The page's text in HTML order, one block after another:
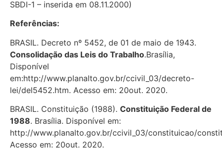
SBDI-1 – inserida em 08.11.2000)
Referências:
BRASIL. Decreto nº 5452, de 01 de maio de 1943.
Consolidação das Leis do Trabalho.Brasília,
Disponível
em:http://www.planalto.gov.br/ccivil_03/decreto-
lei/del5452.htm. Acesso em: 20out. 2020.
BRASIL. Constituição (1988). Constituição Federal de
1988. Brasília. Disponível em:
http://www.planalto.gov.br/ccivil_03/constituicao/
Acesso em: 20out. 2020.